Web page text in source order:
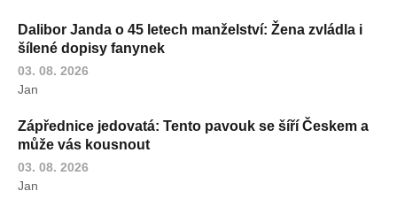
Dalibor Janda o 45 letech manželství: Žena zvládla i
šílené dopisy fanynek
03. 08. 2026
Jan
Zápřednice jedovatá: Tento pavouk se šíří Českem a
může vás kousnout
03. 08. 2026
Jan